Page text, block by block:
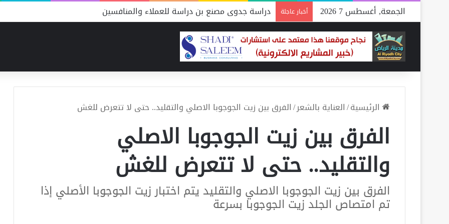
الجمعة, أغسطس 7 2026 أخبار عاجلة دراسة جدوى مصنع بن دراسة للعملاء والمنافسين
الرئيسية/العناية بالشعر/الفرق بين زيت الجوجوبا الاصلي والتقليد.. حتى لا تتعرض للغش
الفرق بين زيت الجوجوبا الاصلي
والتقليد.. حتى لا تتعرض للغش
الفرق بين زيت الجوجوبا الاصلي والتقليد يتم اختبار زيت الجوجوبا الأصلي إذا
تم امتصاص الجلد زيت الجوجوبا بسرعة